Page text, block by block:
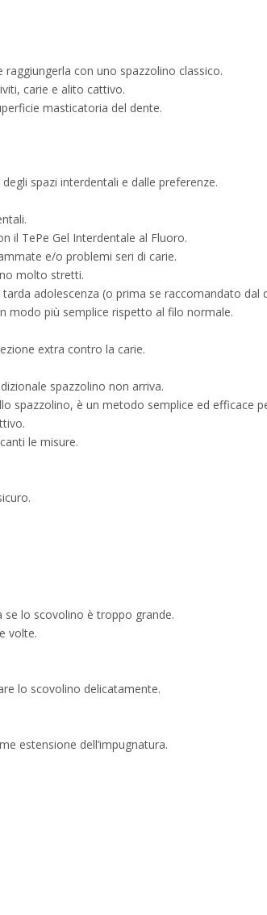
con uno spazzolino classico.
carie e alito cattivo.
masticatoria del dente.
spazi interdentali e dalle preferenze.
il TePe Gel Interdentale al Fluoro.
e/o problemi seri di carie.
molto stretti.
adolescenza (o prima se raccomandato dal
modo più semplice rispetto al filo normale.
extra contro la carie.
spazzolino non arriva.
spazzolino, è un metodo semplice ed efficace
le misure.
lo scovolino è troppo grande.
volte.
lo scovolino delicatamente.
estensione dell’impugnatura.